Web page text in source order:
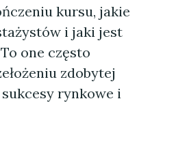
kursu, jakie
i jaki jest
one często
zdobytej
rynkowe i